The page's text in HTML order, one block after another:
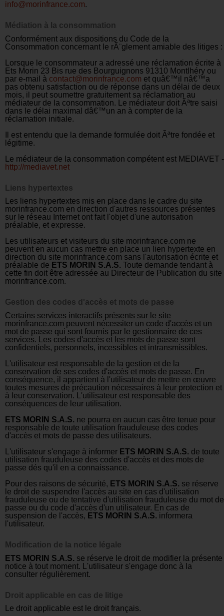
info@morinfrance.com.
Médiation à la consommation
Conformément aux dispositions du Code de la
Consommation concernant le rÃ¨glement amiable des litiges :
Lorsque le consommateur a adressé une réclamation écrite à
Ets Morin 23 Bis rue des Bourguignons 91310 Montlhéry ou
par e-mail à contact@morinfrance.com et quâ€™il nâ€™a
pas obtenu satisfaction ou de réponse dans un délai de deux
mois, il peut soumettre gratuitement sa réclamation au
médiateur de la consommation. Le médiateur doit Ãªtre saisi
dans le délai maximal dâ€™un an à compter de la
réclamation initiale.
Il est entendu que la demande formulée doit Ãªtre fondée et
légitime.
Le médiateur de la consommation compétent est MEDIAVET -
http://mediavet.net
Liens hypertextes
Les liens hypertextes mis en place dans le cadre du site
morinfrance.com en direction d'autres ressources présentes
sur le réseau Internet ont fait l'objet d'une autorisation
préalable, et expresse.
Les utilisateurs et visiteurs du site morinfrance.com ne
peuvent en aucun cas mettre en place un lien hypertexte en
direction du site morinfrance.com sans l'autorisation écrite et
préalable de ETS MORIN S.A.S. Toute demande tendant à
cette fin doit être adressée au Directeur de Publication du site
morinfrance.com.
Gestion des codes d'accès et mots de passe
Certains services interactifs présents sur le site
morinfrance.com peuvent nécessiter un code d'accès et un
mot de passe qui sont fournis par le gestionnaire de ces
services. Les codes d'accès et les mots de passe sont
confidentiels, personnels, incessibles et intransmissibles.
L'utilisateur est responsable de la gestion et de la
conservation de ses codes d'accès et mots de passe. En
conséquence, il appartient à l'utilisateur de mettre en œuvre
toutes mesures de précaution nécessaires à leur protection et
à leur conservation. L'utilisateur est responsable des
conséquences de leur utilisation.
ETS MORIN S.A.S. ne pourra en aucun cas être tenue pour
responsable de toute utilisation frauduleuse des codes
d'accès et mots de passe des utilisateurs.
L'utilisateur s'engage à informer ETS MORIN S.A.S. de toute
utilisation frauduleuse des codes d'accès et des mots de
passe dés qu'il en a connaissance.
Pour des raisons de sécurité, ETS MORIN S.A.S. se réserve
le droit de suspendre l'accès au site en cas d'utilisation
frauduleuse ou de tentative d'utilisation frauduleuse du mot de
passe ou du code d'accès d'un utilisateur. En cas de
suspension de l'accès, ETS MORIN S.A.S. informera
l'utilisateur.
Modification de la notice légale
ETS MORIN S.A.S. se réserve le droit de modifier la présente
notice à tout moment. L'utilisateur s'engage donc à la
consulter régulièrement.
Droit applicable en cas de litige
Le droit applicable est le droit français.